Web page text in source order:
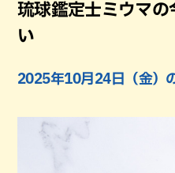
琉球鑑定士ミウマ
い
2025年10月24日（金）